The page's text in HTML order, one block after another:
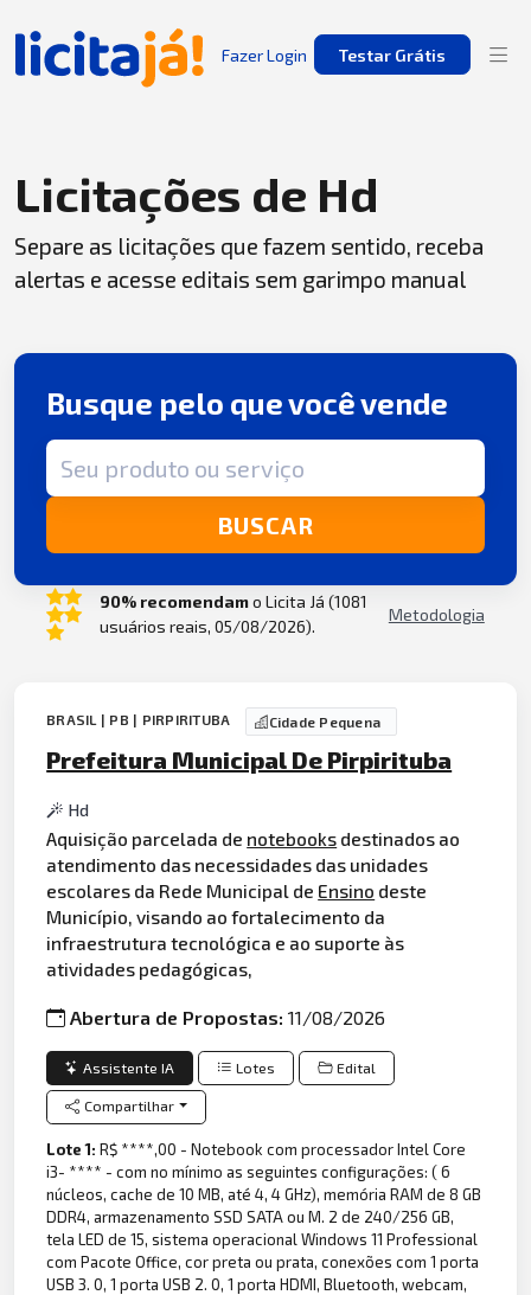
Fazer Login Testar Grátis
Licitações de Hd
Separe as licitações que fazem sentido, receba
alertas e acesse editais sem garimpo manual
Busque pelo que você vende
Termo de busca
BUSCAR
90% recomendamo Licita Já (1081
usuários reais, 05/08/2026).
Metodologia
BRASIL | PB | PIRPIRITUBA Cidade Pequena
Prefeitura Municipal De Pirpirituba
Hd
Aquisição parcelada de notebooks destinados ao
atendimento das necessidades das unidades
escolares da Rede Municipal de Ensino deste
Município, visando ao fortalecimento da
infraestrutura tecnológica e ao suporte às
atividades pedagógicas,
Abertura de Propostas:11/08/2026
Assistente IA Lotes Edital
Compartilhar
Lote 1:R$ ****,00 - Notebook com processador Intel Core
i3- **** - com no mínimo as seguintes configurações: ( 6
núcleos, cache de 10 MB, até 4, 4 GHz), memória RAM de 8 GB
DDR4, armazenamento SSD SATA ou M. 2 de 240/256 GB,
tela LED de 15, sistema operacional Windows 11 Professional
com Pacote Office, cor preta ou prata, conexões com 1 porta
USB 3. 0, 1 porta USB 2. 0, 1 porta HDMI, Bluetooth, webcam,